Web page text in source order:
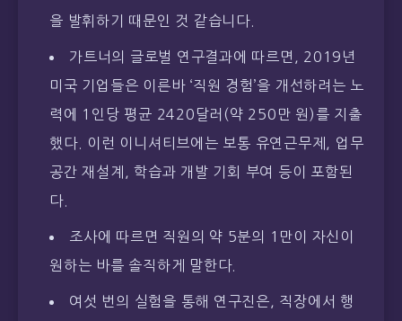
을 발휘하기 때문인 것 같습니다.
가트너의 글로벌 연구결과에 따르면, 2019년
미국 기업들은 이른바 ‘직원 경험’을 개선하려는 노
력에 1인당 평균 2420달러(약 250만 원)를 지출
했다. 이런 이니셔티브에는 보통 유연근무제, 업무
공간 재설계, 학습과 개발 기회 부여 등이 포함된
다.
조사에 따르면 직원의 약 5분의 1만이 자신이
원하는 바를 솔직하게 말한다.
여섯 번의 실험을 통해 연구진은, 직장에서 행